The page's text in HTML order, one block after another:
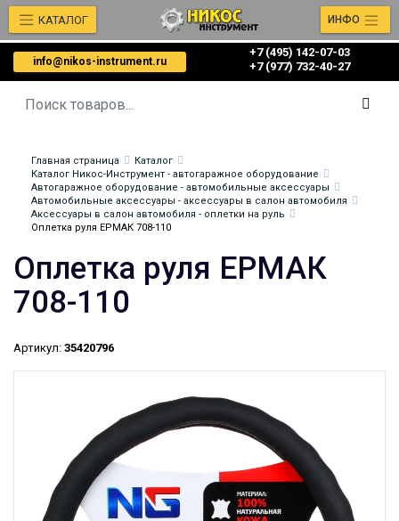
info@nikos-instrument.ru
+7 (495) 142-07-03
‎‎+7 (977) 732-40-27
КАТАЛОГ ИНФО
Главная страница
Каталог
Каталог Никос-Инструмент - автогаражное оборудование
Автогаражное оборудование - автомобильные аксессуары
Автомобильные аксессуары - аксессуары в салон автомобиля
Аксессуары в салон автомобиля - оплетки на руль
Оплетка руля ЕРМАК 708-110
Оплетка руля ЕРМАК
708-110
Артикул: 35420796